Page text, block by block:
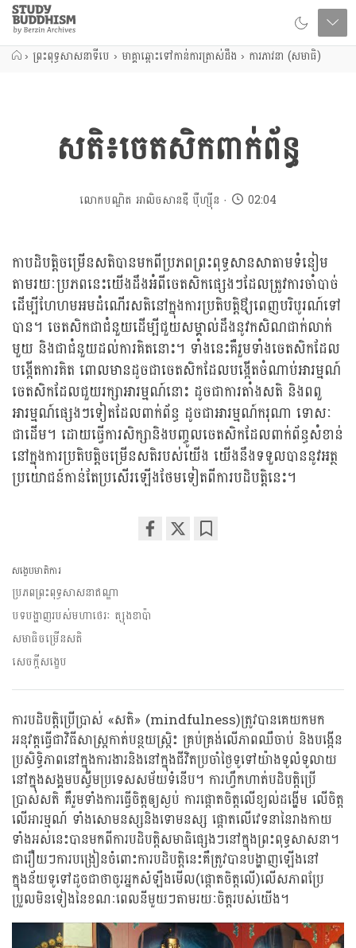
Close
Study
Buddhism
Home
› ព្រះពុទ្ធសាសនាទីបេ › មាគ្គាឆ្ពោះទៅកាន់ការត្រាស់ដឹង › ការភាវនា (សមាធិ)
សតិ៖ចេតសិកពាក់ព័ន្ធ
លោកបណ្ឌិត អាលិចសានឌឺ បុឺហ្សុីន 02:04
កាបដិបត្តិចម្រើនសតិបានមកពីប្រភពព្រះពុទ្ធសានសាតាមទំនៀម
តាមរយៈប្រភពនេះយើងដឹងអំពីចេតសិកផ្សេងៗដែលត្រូវការចាំបាច់
ដើម្បីហែហមអមដំណើរសតិនៅក្នុងការប្រតិបត្តិឳ្យពេញបរិបូរណ៍ទៅ
បាន។ ចេតសិកជាជំនួយដើម្បីជួយសម្គាល់ដឹងនូវកសិណជាក់លាក់
មួយ និងជាជំនួយដល់ការគិតនោះ។ ទាំងនេះគឺរួមទាំងចេតសិកដែល
បង្កើតការគិត ពោលមានដូចជាចេតសិកដែលបង្កើតចំណាប់អារម្មណ៍
ចេតសិកដែលជួយរក្សាអារម្មណ៍នោះ ដូចជាការតាំងសតិ និងពពួ
អារម្មណ៍ផ្សេងៗទៀតដែលពាក់ព័ន្ធ ដូចជាអារម្មណ៍ករុណា ទោសៈ
ជាដើម។ ដោយធ្វើការសិក្សានិងបញ្ចូលចេតសិកដែលពាក់ព័ន្ធសំខាន់
នៅក្នុងការប្រតិបត្តិចម្រើនសតិរបស់យើង យើងនឹងទទួលបាននូវអត្ថ
ប្រយោជន៍កាន់តែប្រសើរឡើងថែមទៀតពីការបដិបត្តិនេះ។
សង្ខេបមាតិការ
ប្រភពព្រះពុទ្ធសាសនាឥណ្ឌា
បទបង្ហាញរបស់មហាថេរៈ ត្សុងខាប៉ា
សមាធិចម្រើនសតិ
សេចក្តីសង្ខេប
ការបដិបត្តិប្រើប្រាស់ «សតិ» (mindfulness)ត្រូវបានគេយកមក
អនុវត្តធ្វើជាវិធីសាស្រ្តកាត់បន្ថយស្រ្តិះ គ្រប់គ្រង់លើភាពឈឺចាប់ និងបង្កើន
ប្រសិទ្ធិភាពនៅក្នុងការងារនិងនៅក្នុងជីវិតប្រចាំថ្ងៃទូទៅយ៉ាងទូលំទូលាយ
នៅក្នុងសង្គមបស្ចឹមប្រទេសសម័យទំនើប។ ការហ្វឹកហាត់បដិបត្តិប្រើ
ប្រាស់សតិ គឺរួមទាំងការធ្វើចិត្តឲ្យស្ងប់ ការផ្តោតចិត្តលើខ្យល់ដង្ហើម លើចិត្ត
លើអារម្មណ៍ ទាំងសោមនស្សនិងទោមនស្ស ផ្តោតលើវេទនានៃរាងកាយ
ទាំងអស់នេះបានមកពីការបដិបត្តិសមាធិផ្សេងៗនៅក្នុងព្រះពុទ្ធសាសនា។
ជារឿយៗការបង្រៀនចំពោះការបដិបត្តិនេះគឺត្រូវបានបង្ហាញឡើងនៅ
ក្នុងន័យទូទៅដូចជាថាចូរអ្នកសំឡឺងមើល(ផ្តោតចិត្តលើ)លើសភាពប្រែ
ប្រួលមិនទៀងនៃខណៈពេលនីមួយៗតាមរយៈចិត្តរបស់យើង។